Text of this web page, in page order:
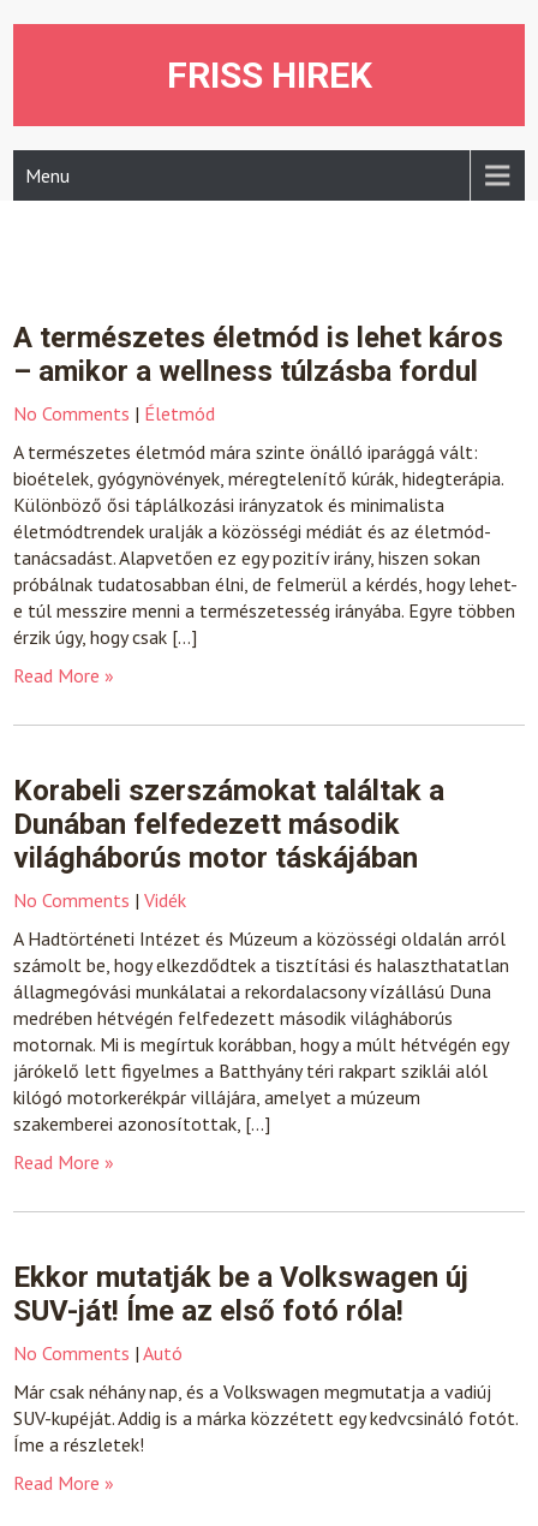
FRISS HIREK
Menu
A természetes életmód is lehet káros
– amikor a wellness túlzásba fordul
No Comments | Életmód
A természetes életmód mára szinte önálló iparággá vált:
bioételek, gyógynövények, méregtelenítő kúrák, hidegterápia.
Különböző ősi táplálkozási irányzatok és minimalista
életmódtrendek uralják a közösségi médiát és az életmód-
tanácsadást. Alapvetően ez egy pozitív irány, hiszen sokan
próbálnak tudatosabban élni, de felmerül a kérdés, hogy lehet-
e túl messzire menni a természetesség irányába. Egyre többen
érzik úgy, hogy csak […]
Read More »
Korabeli szerszámokat találtak a
Dunában felfedezett második
világháborús motor táskájában
No Comments |Vidék
A Hadtörténeti Intézet és Múzeum a közösségi oldalán arról
számolt be, hogy elkezdődtek a tisztítási és halaszthatatlan
állagmegóvási munkálatai a rekordalacsony vízállású Duna
medrében hétvégén felfedezett második világháborús
motornak. Mi is megírtuk korábban, hogy a múlt hétvégén egy
járókelő lett figyelmes a Batthyány téri rakpart sziklái alól
kilógó motorkerékpár villájára, amelyet a múzeum
szakemberei azonosítottak, […]
Read More »
Ekkor mutatják be a Volkswagen új
SUV-ját! Íme az első fotó róla!
No Comments |Autó
Már csak néhány nap, és a Volkswagen megmutatja a vadiúj
SUV-kupéját. Addig is a márka közzétett egy kedvcsináló fotót.
Íme a részletek!
Read More »